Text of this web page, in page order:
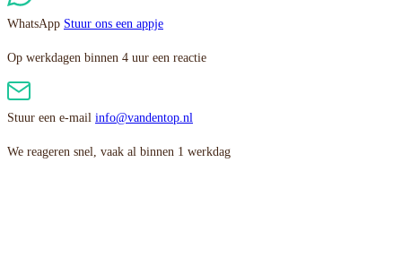
WhatsApp Stuur ons een appje
Op werkdagen binnen 4 uur een reactie
Stuur een e-mail info@vandentop.nl
We reageren snel, vaak al binnen 1 werkdag